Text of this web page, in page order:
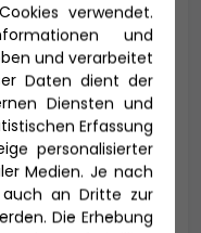
*
verwendet.
und
und verarbeitet
Daten dient der
Diensten und
Erfassung
personalisierter
Medien. Je nach
auch an Dritte zur
Die Erhebung